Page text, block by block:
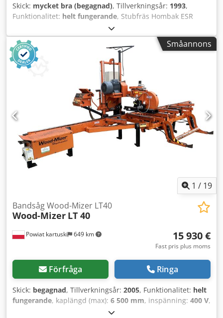
Skick: mycket bra (begagnad), Tillverkningsår: 1993,
Funktionalitet: helt fungerande, Stubfräs Hombak ESR
900/700/960 med rotflödesreduktor – Tillverkningsår: 1993
– Max stockdiameter: 1300 mm TEKNISKA
SPECIFIKATIONER: • Minsta stocklängd: 2000 mm • 48
knivar • Huvudmotor: 45 kW • Hydraulpumpsmotor: 11 kW •
Fräshuvudets rotationsmotor: 5,5 kW Dedpfst Hf T Hjx
Aqqokr • Axellängd (fräs-/skärlängd): 980 mm •
Pressanordningar • Maskinens mått (L/B/H): 550 / 250 / 340
Småannons
1 / 19
Powiat kartuski 649 km
Bandsåg Wood-Mizer LT40
Wood-Mizer LT 40
15 930 €
Fast pris plus moms
Förfråga Ringa
Skick: begagnad, Tillverkningsår: 2005, Funktionalitet: helt
fungerande, kaplängd (max): 6 500 mm, inspänning: 400 V,
- Tillverkningsår: 2005 - Elsäkringsschema - Elmotor: 15 kW